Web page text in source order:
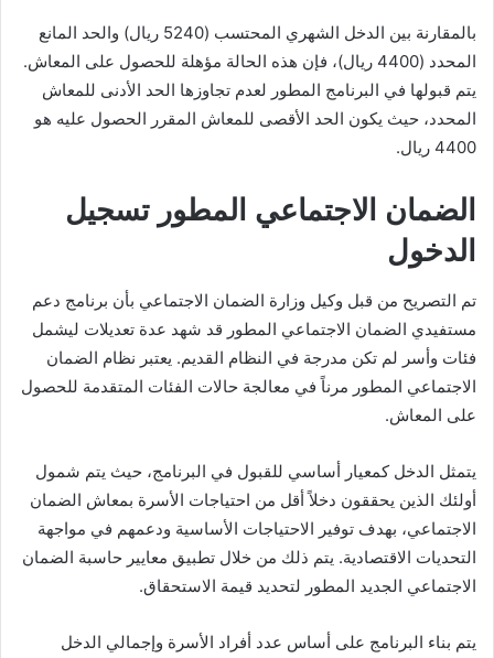
بالمقارنة بين الدخل الشهري المحتسب (5240 ريال) والحد المانع
المحدد (4400 ريال)، فإن هذه الحالة مؤهلة للحصول على المعاش.
يتم قبولها في البرنامج المطور لعدم تجاوزها الحد الأدنى للمعاش
المحدد، حيث يكون الحد الأقصى للمعاش المقرر الحصول عليه هو
4400 ريال.
الضمان الاجتماعي المطور تسجيل
الدخول
تم التصريح من قبل وكيل وزارة الضمان الاجتماعي بأن برنامج دعم
مستفيدي الضمان الاجتماعي المطور قد شهد عدة تعديلات ليشمل
فئات وأسر لم تكن مدرجة في النظام القديم. يعتبر نظام الضمان
الاجتماعي المطور مرناً في معالجة حالات الفئات المتقدمة للحصول
على المعاش.
يتمثل الدخل كمعيار أساسي للقبول في البرنامج، حيث يتم شمول
أولئك الذين يحققون دخلاً أقل من احتياجات الأسرة بمعاش الضمان
الاجتماعي، بهدف توفير الاحتياجات الأساسية ودعمهم في مواجهة
التحديات الاقتصادية. يتم ذلك من خلال تطبيق معايير حاسبة الضمان
الاجتماعي الجديد المطور لتحديد قيمة الاستحقاق.
يتم بناء البرنامج على أساس عدد أفراد الأسرة وإجمالي الدخل